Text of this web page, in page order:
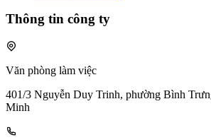
Thông tin công ty
Văn phòng làm việc
401/3 Nguyễn Duy Trinh, phường Bình
Minh